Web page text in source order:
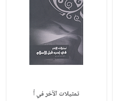
تمثيلات الآخر في أ